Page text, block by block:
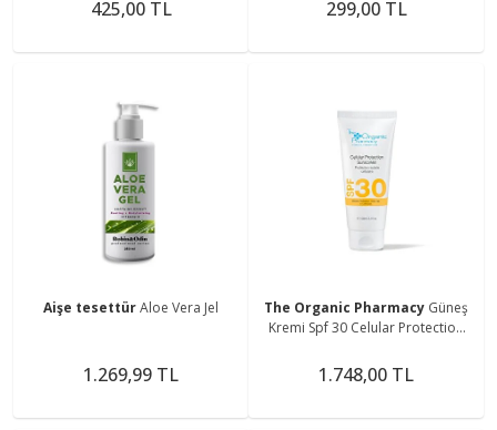
425,00 TL 299,00 TL
Aişe tesettürAloe Vera Jel
1.269,99 TL
The Organic Pharmacy Güneş
Kremi Spf 30 Celular Protection
1.748,00 TL